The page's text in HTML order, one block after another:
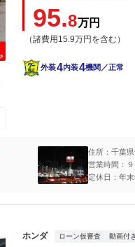
95.8万円
（諸費用15.9万円を含む）
外装4内装4機関／正常
住所：千葉
営業時間：
定休日：年
ホンダ ローン仮審査 動画付き